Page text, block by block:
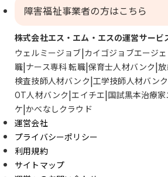
障害福祉事業者の方はこちら
株式会社エス・エム・エスの運営サービ
ウェルミージョブ カイゴジョブエージ
職 ナース専科 転職 保育士人材バンク
検査技師人材バンク 工学技師人材バンク
OT人材バンク エイチエ 国試黒本治療
ケ かべなしクラウド
運営会社
プライバシーポリシー
利用規約
サイトマップ